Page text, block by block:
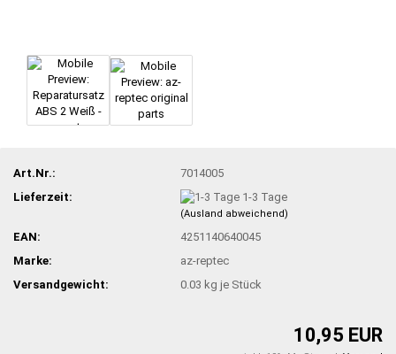
Art.Nr.:
7014005
Lieferzeit:
1-3 Tage
(Ausland abweichend)
EAN:
4251140640045
Marke:
az-reptec
Versandgewicht:
0.03 kg je Stück
10,95 EUR